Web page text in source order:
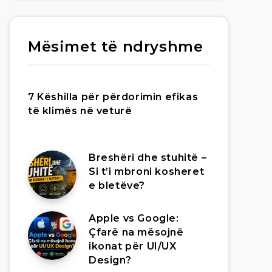
Mësimet të ndryshme
7 Këshilla për përdorimin efikas
të klimës në veturë
Breshëri dhe stuhitë –
Si t’i mbroni kosheret
e bletëve?
Apple vs Google:
Çfarë na mësojnë
ikonat për UI/UX
Design?